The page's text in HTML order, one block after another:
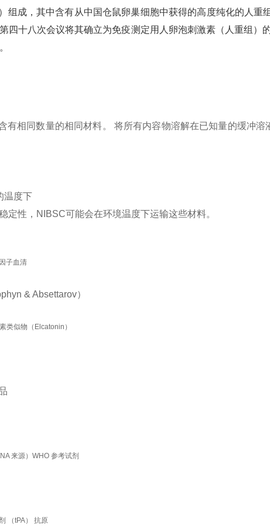
成，其中含有从中国仓鼠卵巢细胞中获得的高度纯化的人重
四十八次会议将其确立为免疫测定用人卵泡刺激素（人重组）
相同数量的相同材料。 将所有内容物溶解在已知量的缓冲溶
温度下
性，NIBSC可能会在环境温度下运输这些材料。
子血清
& Absettarov）
类似物（Elcatonin）
来源）WHO 参考试剂
（tPA） 抗原